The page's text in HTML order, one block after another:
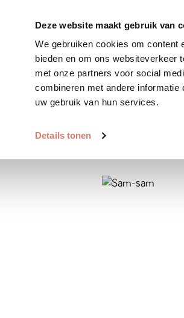
Deze website maakt gebruik van
We gebruiken cookies om content
bieden en om ons websiteverkeer
met onze partners voor social
combineren met andere
uw gebruik van hun services.
Details tonen
Zoek huisdier Plaats huisdier